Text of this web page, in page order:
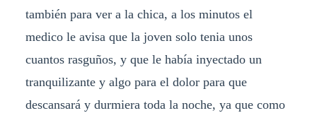
también para ver a la chica, a los minutos el
medico le avisa que la joven solo tenia unos
cuantos rasguños, y que le había inyectado un
tranquilizante y algo para el dolor para que
descansará y durmiera toda la noche, ya que como